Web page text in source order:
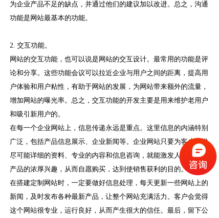
为企业产品不足的缺点，并通过他们的建议加以改进。总之，沟通
功能是网站最基本的功能。
2. 交互功能。
网站的交互功能，也可以说是网站的交互设计。最常用的功能是评
论和分享。这些功能会议可以拉近企业与用户之间的距离，提高用
户体验和用户粘性，有助于网站的发展，为网站带来额外的流量，
增加网站的曝光率。总之，交互功能的开发主要是用来维护老用户
和吸引新用户的。
在每一个企业网站上，信息传递永远是重点。这里信息的内涵特别
广泛，包括产品信息展示、企业新闻等。企业网站只要为客户提供
尽可能详细的资料、专业的内容和信息咨询，就能激发人们对公司
产品的浓厚兴趣，从而自愿购买，达到使销售获利的目的。因此，
在搭建定制网站时，一定要做好信息处理，每天更新一些网站上的
新闻，及时发布各种最新产品，让整个网站充满活力。客户会觉得
这个网站很专业，运行良好，从而产生很大的信任。最后，留下公